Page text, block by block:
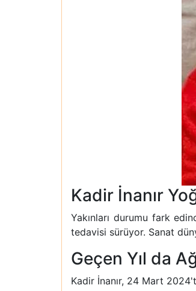
Kadir İnanır
Yakınları durumu fark
tedavisi sürüyor. Sanat
Geçen Yıl da
Kadir İnanır, 24 Mart